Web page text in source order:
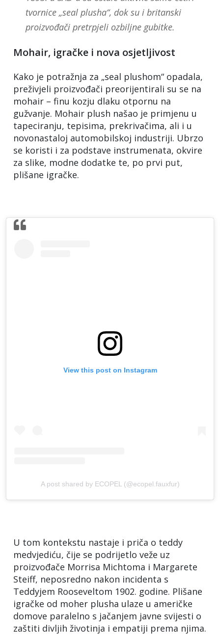
tvornice „seal plusha“, dok su i britanski
proizvođači pretrpjeli ozbiljne gubitke.
Mohair, igračke i nova osjetljivost
Kako je potražnja za „seal plushom“ opadala,
preživjeli proizvođači preorijentirali su se na
mohair – finu kozju dlaku otpornu na
gužvanje. Mohair plush našao je primjenu u
tapeciranju, tepisima, prekrivačima, ali i u
novonastaloj automobilskoj industriji. Ubrzo
se koristi i za podstave instrumenata, okvire
za slike, modne dodatke te, po prvi put,
plišane igračke.
View this post on Instagram
A post shared by ECOPEL (@ecopel.fauxfur)
U tom kontekstu nastaje i priča o teddy
medvjediću, čije se podrijetlo veže uz
proizvođače Morrisa Michtoma i Margarete
Steiff, neposredno nakon incidenta s
Teddyjem Rooseveltom 1902. godine. Plišane
igračke od moher plusha ulaze u američke
domove paralelno s jačanjem javne svijesti o
zaštiti divljih životinja i empatiji prema njima.